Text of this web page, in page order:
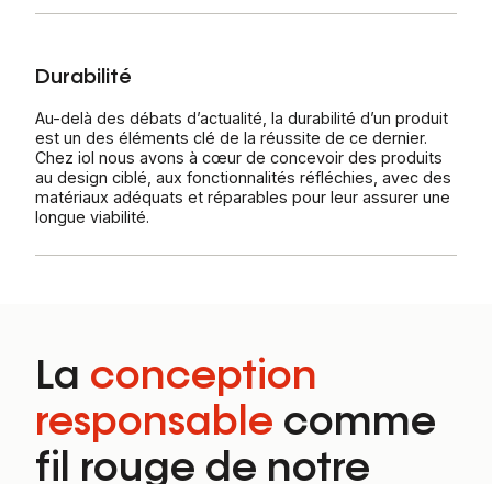
Durabilité
Au-delà des débats d’actualité, la durabilité d’un produit
est un des éléments clé de la réussite de ce dernier.
Chez iol nous avons à cœur de concevoir des produits
au design ciblé, aux fonctionnalités réfléchies, avec des
matériaux adéquats et réparables pour leur assurer une
longue viabilité.
La conception
responsable comme
fil rouge de notre